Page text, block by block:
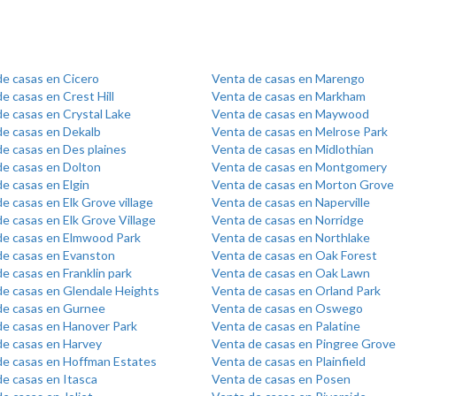
casas en Cicero
casas en Crest Hill
casas en Crystal Lake
casas en Dekalb
casas en Des plaines
casas en Dolton
casas en Elgin
casas en Elk Grove village
casas en Elk Grove Village
casas en Elmwood Park
casas en Evanston
casas en Franklin park
casas en Glendale Heights
casas en Gurnee
casas en Hanover Park
casas en Harvey
casas en Hoffman Estates
casas en Itasca
Venta de casas en Marengo
Venta de casas en Markham
Venta de casas en Maywood
Venta de casas en Melrose Park
Venta de casas en Midlothian
Venta de casas en Montgomery
Venta de casas en Morton Grove
Venta de casas en Naperville
Venta de casas en Norridge
Venta de casas en Northlake
Venta de casas en Oak Forest
Venta de casas en Oak Lawn
Venta de casas en Orland Park
Venta de casas en Oswego
Venta de casas en Palatine
Venta de casas en Pingree Grove
Venta de casas en Plainfield
Venta de casas en Posen